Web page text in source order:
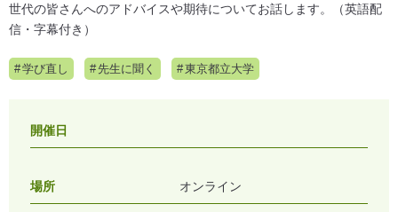
世代の皆さんへのアドバイスや期待についてお話します。（英語配
信・字幕付き）
学び直し 先生に聞く 東京都立大学
開催日
場所 オンライン